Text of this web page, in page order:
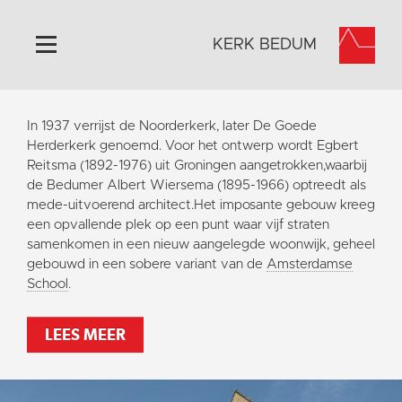
Home
Algemeen
Historie
Omgeving
Activiteiten
Steun ons
Contact
Vaktaal
KERK BEDUM
In 1937 verrijst de Noorderkerk, later De Goede
Herderkerk genoemd. Voor het ontwerp wordt Egbert
Reitsma (1892-1976) uit Groningen aangetrokken,waarbij
de Bedumer Albert Wiersema (1895-1966) optreedt als
mede-uitvoerend architect.Het imposante gebouw kreeg
een opvallende plek op een punt waar vijf straten
samenkomen in een nieuw aangelegde woonwijk, geheel
gebouwd in een sobere variant van de Amsterdamse
School .
LEES MEER